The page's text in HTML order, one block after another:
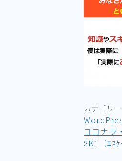
カテゴリー
ココナラ
SK1（ｴｽｹ